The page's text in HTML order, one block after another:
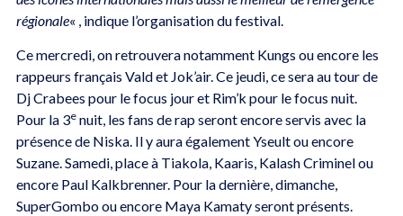
régionale« , indique l’organisation du festival.
Ce mercredi, on retrouvera notamment Kungs ou encore les
rappeurs français Vald et Jok’air. Ce jeudi, ce sera au tour de
Dj Crabees pour le focus jour et Rim’k pour le focus nuit.
Pour la 3enuit, les fans de rap seront encore servis avec la
présence de Niska. Il y aura également Yseult ou encore
Suzane. Samedi, place à Tiakola, Kaaris, Kalash Criminel ou
encore Paul Kalkbrenner. Pour la dernière, dimanche,
SuperGombo ou encore Maya Kamaty seront présents.